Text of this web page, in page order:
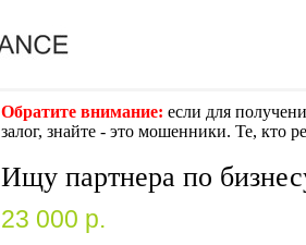
Обратите внимание: если для
залог, знайте - это мошенники. Те, кто
Ищу партнера по
23 000 p.